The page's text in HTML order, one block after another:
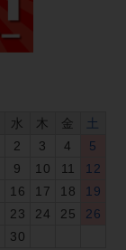
水 木 金
土
2 3 4
5
9 10 11
12
16 17 18
19
23 24 25
26
30